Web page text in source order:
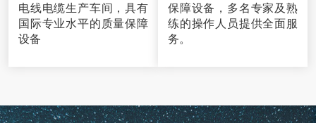
电线电缆生产车间，具有
国际专业水平的质量保障
设备
保障设备，多名专家及熟
练的操作人员提供全面服
务。